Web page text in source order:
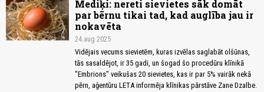
Mediķi: nereti sievietes sāk domāt
par bērnu tikai tad, kad auglība jau ir
nokavēta
24.aug 2025
Vidējais vecums sievietēm, kuras izvēlas saglabāt olšūnas,
tās sasaldējot, ir 35 gadi, un šogad šo procedūru klīnikā
"Embrions" veikušas 20 sievietes, kas ir par 5% vairāk nekā
pērn, aģentūru LETA informēja klīnikas pārstāve Zane Dzalbe.